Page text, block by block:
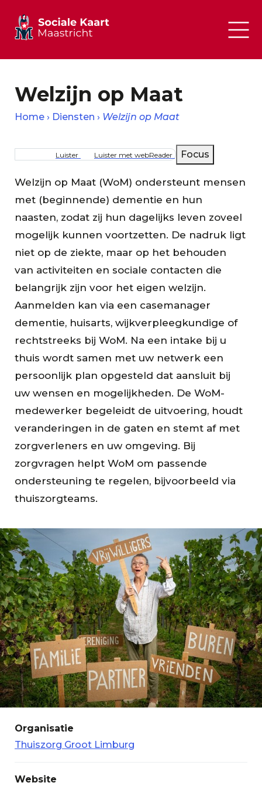
Welzijn op Maat
Kruimelpad
Home Diensten Welzijn op Maat
Luister Luister met webReader Focus
Welzijn op Maat (WoM) ondersteunt mensen
met (beginnende) dementie en hun
naasten, zodat zij hun dagelijks leven zoveel
mogelijk kunnen voortzetten. De nadruk ligt
niet op de ziekte, maar op het behouden
van activiteiten en sociale contacten die
belangrijk zijn voor het eigen welzijn.
Aanmelden kan via een casemanager
dementie, huisarts, wijkverpleegkundige of
rechtstreeks bij WoM. Na een intake bij u
thuis wordt samen met uw netwerk een
persoonlijk plan opgesteld dat aansluit bij
uw wensen en mogelijkheden. De WoM-
medewerker begeleidt de uitvoering, houdt
veranderingen in de gaten en stemt af met
zorgverleners en uw omgeving. Bij
zorgvragen helpt WoM om passende
ondersteuning te regelen, bijvoorbeeld via
thuiszorgteams.
Organisatie
Thuiszorg Groot Limburg
Website